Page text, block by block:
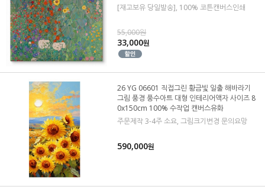
[재고보유 당일발송], 100% 코튼캔버스인쇄
55,000원
33,000원
26 YG 06601 직접그린 황금빛 일출 해바라기
그림 풍경 풍수아트 대형 인테리어액자 사이즈 8
0x150cm 100% 수작업 캔버스유화
주문제작 3-4주 소요, 그림크기변경 문의요망
590,000원